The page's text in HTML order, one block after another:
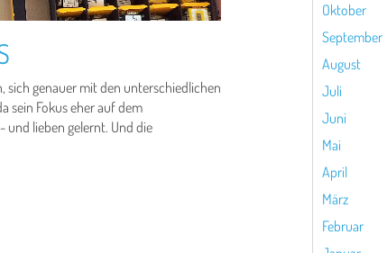
sich genauer mit den unterschiedlichen
sein Fokus eher auf dem
und lieben gelernt. Und die
Oktober
September
August
Juli
Juni
Mai
April
März
Februar